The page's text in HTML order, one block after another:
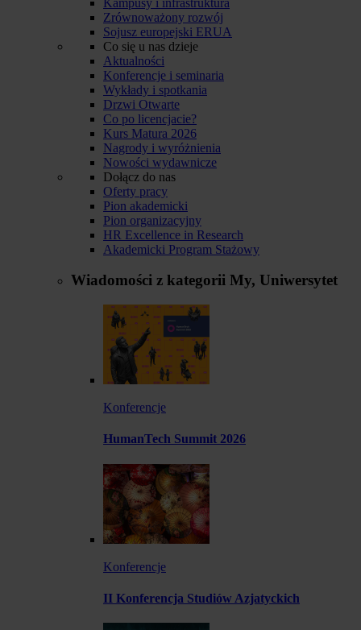
Zrównoważony rozwój
Sojusz europejski ERUA
Co się u nas dzieje
Aktualności
Konferencje i seminaria
Wykłady i spotkania
Drzwi Otwarte
Co po licencjacie?
Kurs Matura 2026
Nagrody i wyróżnienia
Nowości wydawnicze
Dołącz do nas
Oferty pracy
Pion akademicki
Pion organizacyjny
HR Excellence in Research
Akademicki Program Stażowy
Wiadomości z kategorii My, Uniwersytet
Konferencje
HumanTech Summit 2026
Konferencje
II Konferencja Studiów Azjatyckich